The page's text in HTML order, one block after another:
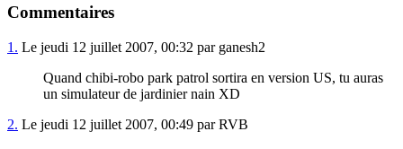
Commentaires
1. Le jeudi 12 juillet 2007, 00:32 par ganesh2
Quand chibi-robo park patrol sortira en version US, tu auras
un simulateur de jardinier nain XD
2. Le jeudi 12 juillet 2007, 00:49 par RVB